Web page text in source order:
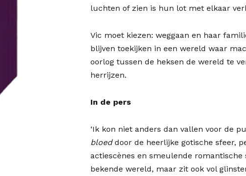
luchten of zien is hun lot met elkaar
Vic moet kiezen: weggaan en haar
blijven toekijken in een wereld waar
oorlog tussen de heksen de wereld te
herrijzen.
In de pers
‘Ik kon niet anders dan vallen voor de
bloeddoor de heerlijke gotische sfeer,
actiescènes en smeulende
bekende wereld, maar zit ook vol